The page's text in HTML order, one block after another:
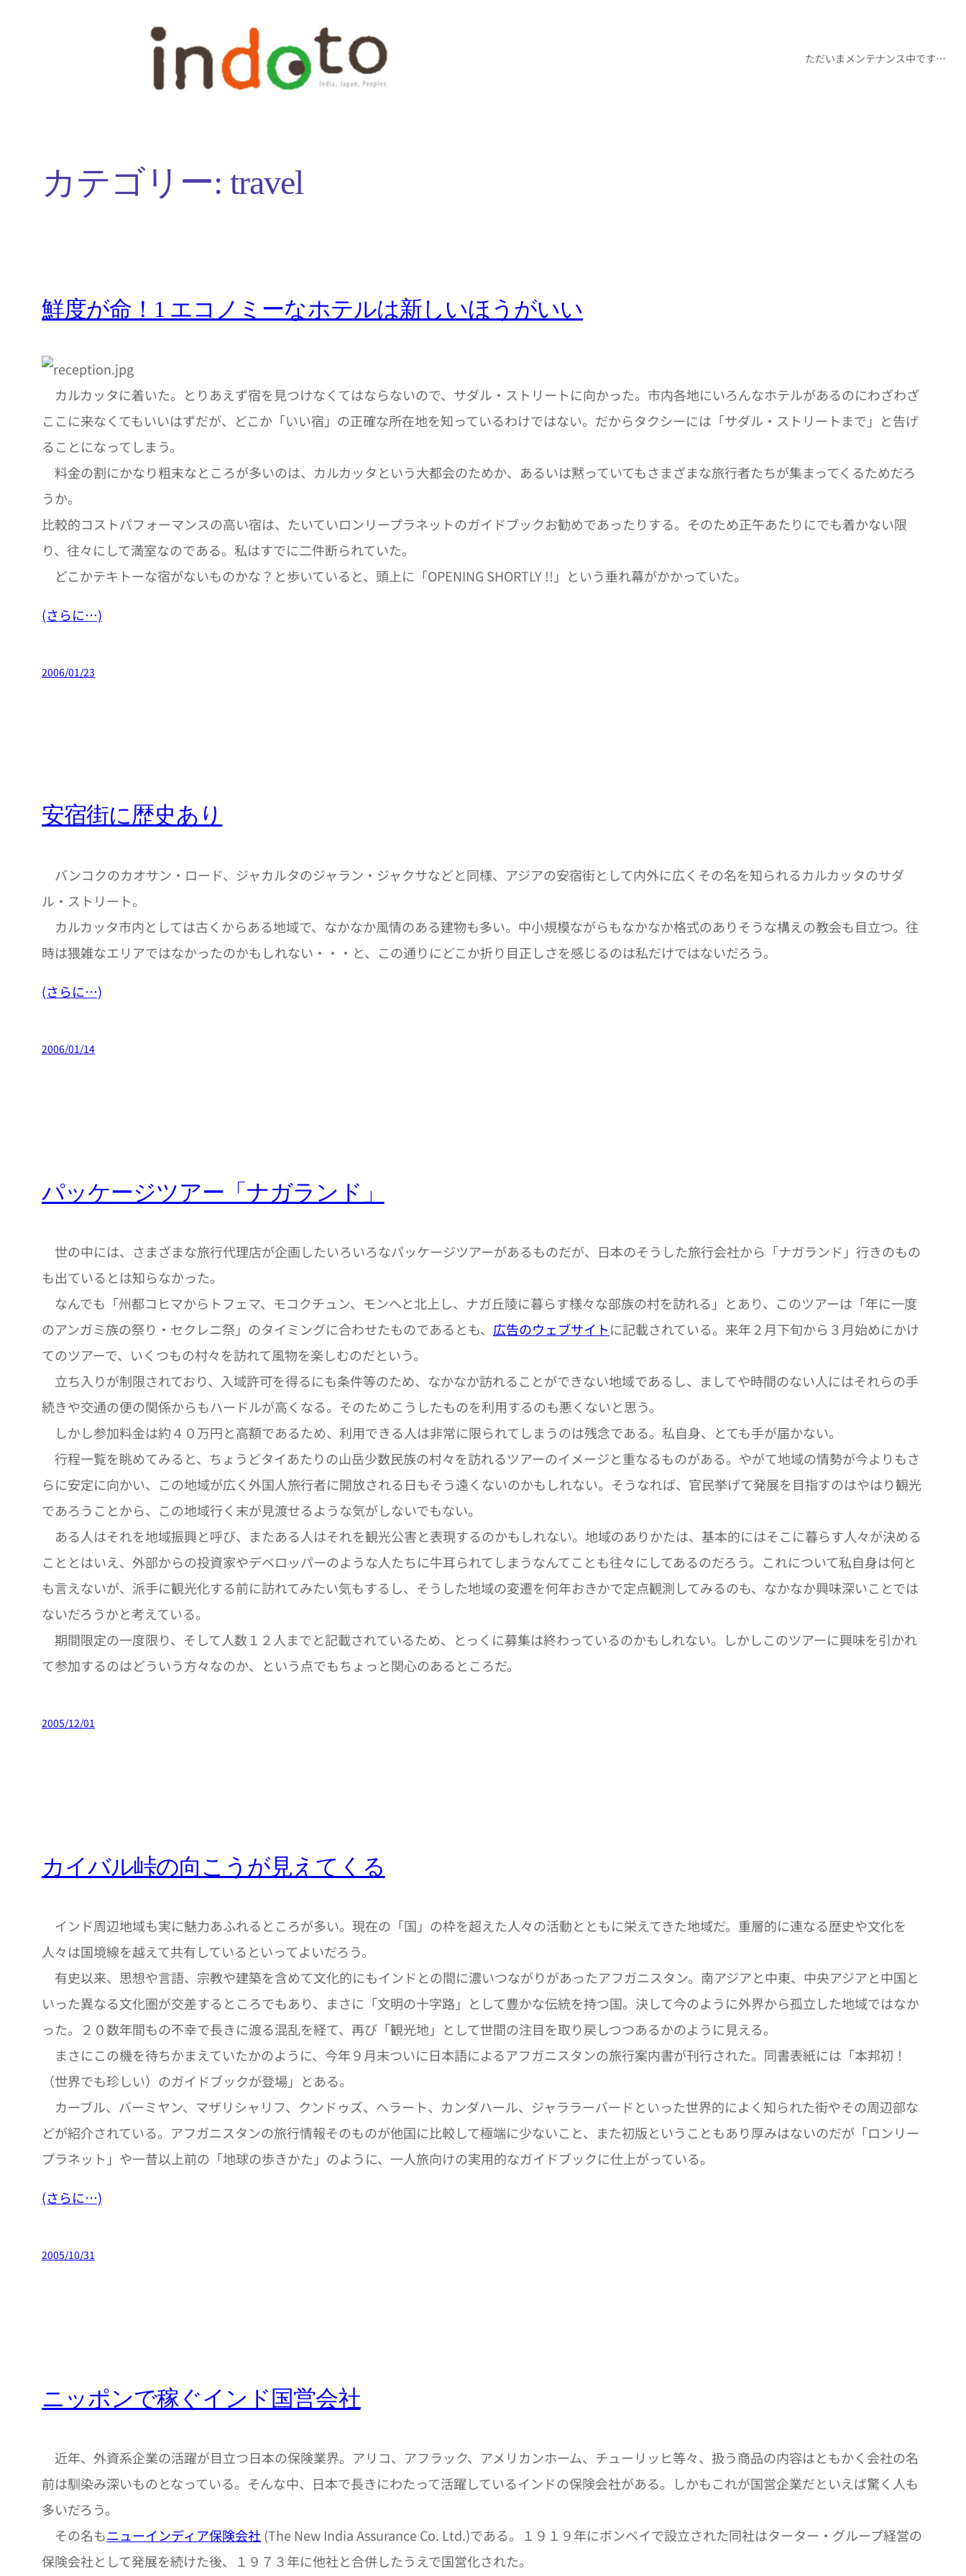
ただいまメンテナンス中です…
カテゴリー:travel
鮮度が命！1 エコノミーなホテルは新しいほうがいい
カルカッタに着いた。とりあえず宿を見つけなくてはならないので、サダル・ストリートに向かった。市内各地にいろんなホテルがあるのにわざわざ
ここに来なくてもいいはずだが、どこか「いい宿」の正確な所在地を知っているわけではない。だからタクシーには「サダル・ストリートまで」と告げ
ることになってしまう。
料金の割にかなり粗末なところが多いのは、カルカッタという大都会のためか、あるいは黙っていてもさまざまな旅行者たちが集まってくるためだろ
うか。
比較的コストパフォーマンスの高い宿は、たいていロンリープラネットのガイドブックお勧めであったりする。そのため正午あたりにでも着かない限
り、往々にして満室なのである。私はすでに二件断られていた。
どこかテキトーな宿がないものかな？と歩いていると、頭上に「OPENING SHORTLY !!」という垂れ幕がかかっていた。
(さらに…)
2006/01/23
安宿街に歴史あり
バンコクのカオサン・ロード、ジャカルタのジャラン・ジャクサなどと同様、アジアの安宿街として内外に広くその名を知られるカルカッタのサダ
ル・ストリート。
カルカッタ市内としては古くからある地域で、なかなか風情のある建物も多い。中小規模ながらもなかなか格式のありそうな構えの教会も目立つ。往
時は猥雑なエリアではなかったのかもしれない・・・と、この通りにどこか折り目正しさを感じるのは私だけではないだろう。
(さらに…)
2006/01/14
パッケージツアー「ナガランド」
世の中には、さまざまな旅行代理店が企画したいろいろなパッケージツアーがあるものだが、日本のそうした旅行会社から「ナガランド」行きのもの
も出ているとは知らなかった。
なんでも「州都コヒマからトフェマ、モコクチュン、モンへと北上し、ナガ丘陵に暮らす様々な部族の村を訪れる」とあり、このツアーは「年に一度
のアンガミ族の祭り・セクレニ祭」のタイミングに合わせたものであるとも、 広告のウェブサイトに記載されている。来年２月下旬から３月始めにかけ
てのツアーで、いくつもの村々を訪れて風物を楽しむのだという。
立ち入りが制限されており、入域許可を得るにも条件等のため、なかなか訪れることができない地域であるし、ましてや時間のない人にはそれらの手
続きや交通の便の関係からもハードルが高くなる。そのためこうしたものを利用するのも悪くないと思う。
しかし参加料金は約４０万円と高額であるため、利用できる人は非常に限られてしまうのは残念である。私自身、とても手が届かない。
行程一覧を眺めてみると、ちょうどタイあたりの山岳少数民族の村々を訪れるツアーのイメージと重なるものがある。やがて地域の情勢が今よりもさ
らに安定に向かい、この地域が広く外国人旅行者に開放される日もそう遠くないのかもしれない。そうなれば、官民挙げて発展を目指すのはやはり観光
であろうことから、この地域行く末が見渡せるような気がしないでもない。
ある人はそれを地域振興と呼び、またある人はそれを観光公害と表現するのかもしれない。地域のありかたは、基本的にはそこに暮らす人々が決める
こととはいえ、外部からの投資家やデベロッパーのような人たちに牛耳られてしまうなんてことも往々にしてあるのだろう。これについて私自身は何と
も言えないが、派手に観光化する前に訪れてみたい気もするし、そうした地域の変遷を何年おきかで定点観測してみるのも、なかなか興味深いことでは
ないだろうかと考えている。
期間限定の一度限り、そして人数１２人までと記載されているため、とっくに募集は終わっているのかもしれない。しかしこのツアーに興味を引かれ
て参加するのはどういう方々なのか、という点でもちょっと関心のあるところだ。
2005/12/01
カイバル峠の向こうが見えてくる
インド周辺地域も実に魅力あふれるところが多い。現在の「国」の枠を超えた人々の活動とともに栄えてきた地域だ。重層的に連なる歴史や文化を
人々は国境線を越えて共有しているといってよいだろう。
有史以来、思想や言語、宗教や建築を含めて文化的にもインドとの間に濃いつながりがあったアフガニスタン。南アジアと中東、中央アジアと中国と
いった異なる文化圏が交差するところでもあり、まさに「文明の十字路」として豊かな伝統を持つ国。決して今のように外界から孤立した地域ではなか
った。２０数年間もの不幸で長きに渡る混乱を経て、再び「観光地」として世間の注目を取り戻しつつあるかのように見える。
まさにこの機を待ちかまえていたかのように、今年９月末ついに日本語によるアフガニスタンの旅行案内書が刊行された。同書表紙には「本邦初！
（世界でも珍しい）のガイドブックが登場」とある。
カーブル、バーミヤン、マザリシャリフ、クンドゥズ、ヘラート、カンダハール、ジャララーバードといった世界的によく知られた街やその周辺部な
どが紹介されている。アフガニスタンの旅行情報そのものが他国に比較して極端に少ないこと、また初版ということもあり厚みはないのだが「ロンリー
プラネット」や一昔以上前の「地球の歩きかた」のように、一人旅向けの実用的なガイドブックに仕上がっている。
(さらに…)
2005/10/31
ニッポンで稼ぐインド国営会社
近年、外資系企業の活躍が目立つ日本の保険業界。アリコ、アフラック、アメリカンホーム、チューリッヒ等々、扱う商品の内容はともかく会社の名
前は馴染み深いものとなっている。そんな中、日本で長きにわたって活躍しているインドの保険会社がある。しかもこれが国営企業だといえば驚く人も
多いだろう。
その名もニューインディア保険会社(The New India Assurance Co. Ltd.)である。１９１９年にボンベイで設立された同社はターター・グループ経営の
保険会社として発展を続けた後、１９７３年に他社と合併したうえで国営化された。